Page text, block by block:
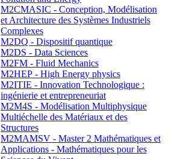
M2CMASIC - Conception, Modélisation
et Architecture des Systèmes Industriels
Complexes
M2DQ - Dispositif quantique
M2DS - Data Sciences
M2FM - Fluid Mechanics
M2HEP - High Energy physics
M2ITIE - Innovation Technologique :
ingénierie et entrepreneuriat
M2M4S - Modélisation Multiphysique
Multiéchelle des Matériaux et des
Structures
M2MAMSV - Master 2 Mathématiques et
Applications - Mathématiques pour les